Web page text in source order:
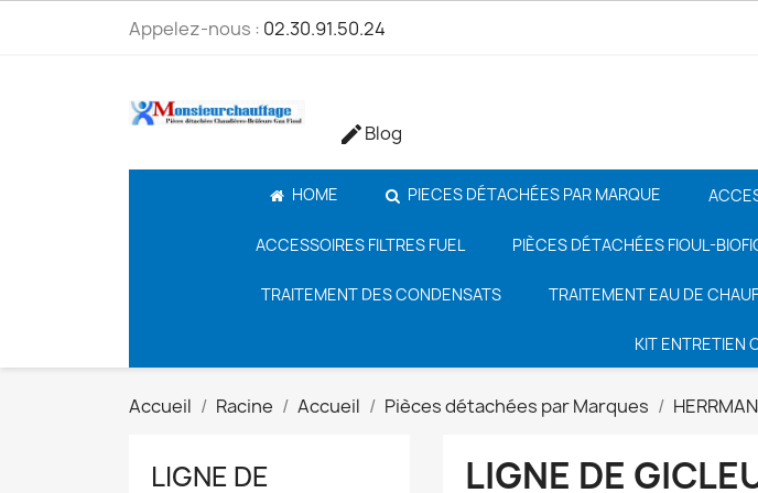
Appelez-nous : 02.30.91.50.24
Blog
HOME PIECES DÉTACHÉES PAR MARQUE
ACCESSOIRES FILTRES FUEL PIÈCES DÉTACHÉES FIOUL-
TRAITEMENT DES CONDENSATS TRAITEMENT EAU DE
KIT ENTRETIEN
Accueil Racine Accueil Pièces détachées par Marques
LIGNE DE LIGNE DE